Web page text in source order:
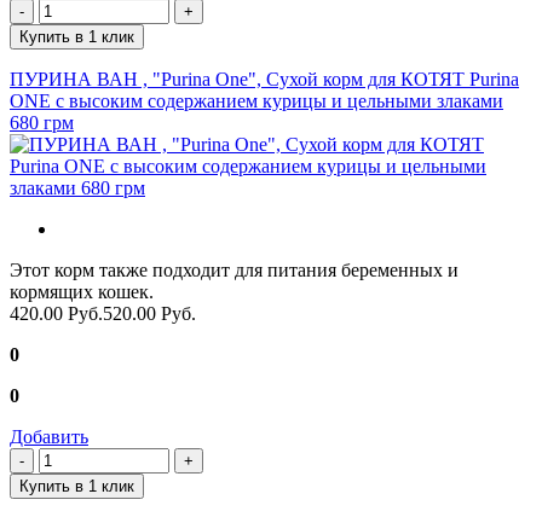
Купить в 1 клик
ПУРИНА ВАН , "Purina One", Сухой корм для КОТЯТ Purina
ONE с высоким содержанием курицы и цельными злаками
680 грм
Этот корм также подходит для питания беременных и
кормящих кошек.
420.00 Руб.520.00 Руб.
0
0
Добавить
Купить в 1 клик